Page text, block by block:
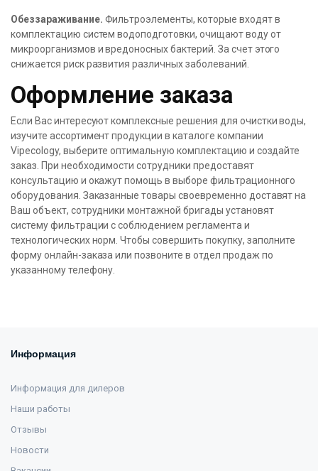
Обеззараживание. Фильтроэлементы, которые входят в
комплектацию систем водоподготовки, очищают воду от
микроорганизмов и вредоносных бактерий. За счет этого
снижается риск развития различных заболеваний.
Оформление заказа
Если Вас интересуют комплексные решения для очистки воды,
изучите ассортимент продукции в каталоге компании
Vipecology, выберите оптимальную комплектацию и создайте
заказ. При необходимости сотрудники предоставят
консультацию и окажут помощь в выборе фильтрационного
оборудования. Заказанные товары своевременно доставят на
Ваш объект, сотрудники монтажной бригады установят
систему фильтрации с соблюдением регламента и
технологических норм. Чтобы совершить покупку, заполните
форму онлайн-заказа или позвоните в отдел продаж по
указанному телефону.
Информация
Информация для дилеров
Наши работы
Отзывы
Новости